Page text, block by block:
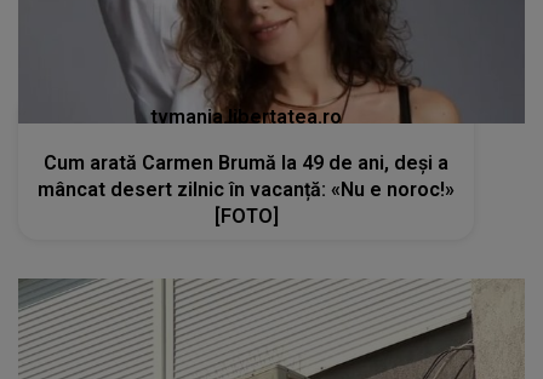
tvmania.libertatea.ro
Cum arată Carmen Brumă la 49 de ani, deși a
mâncat desert zilnic în vacanță: «Nu e noroc!»
[FOTO]